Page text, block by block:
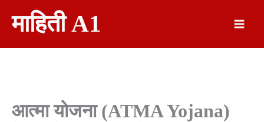
माहिती A1
आत्‍मा योजना (ATMA Yojana)